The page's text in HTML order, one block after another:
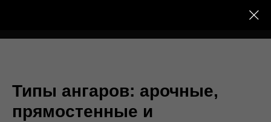
Типы ангаров: арочные,
прямостенные и